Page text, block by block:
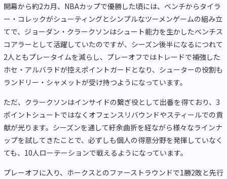
開幕から約2カ月、NBAカップで優勝した頃には、ベンチからタイラ
ー・コレックがシューティングとシンプルなツーメンゲームの組み立
てで、ジョーダン・クラークソンはシュート能力を生かしたベンチス
コアラーとして活躍していたのですが、シーズン後半になるにつれて
2人ともプレータイムを減らし、プレーオフではトレードで補強した
ホセ・アルバラドが控えポイントガードとなり、シューターの役割も
ランドリー・シャメットが受け持つようになっています。
ただ、クラークソンはインサイドの繋ぎ役として出番を得ており、3
ポイントシュートではなくオフェンスリバウンドやスティールでの貢
献が光ります。シーズンを通して紆余曲折を経ながら様々なラインナ
ップを試してきたことで、必ずしも個人の得意分野を発揮していなく
ても、10人ローテーションで戦えるようになっています。
プレーオフに入り、ホークスとのファーストラウンドで1勝2敗と先行